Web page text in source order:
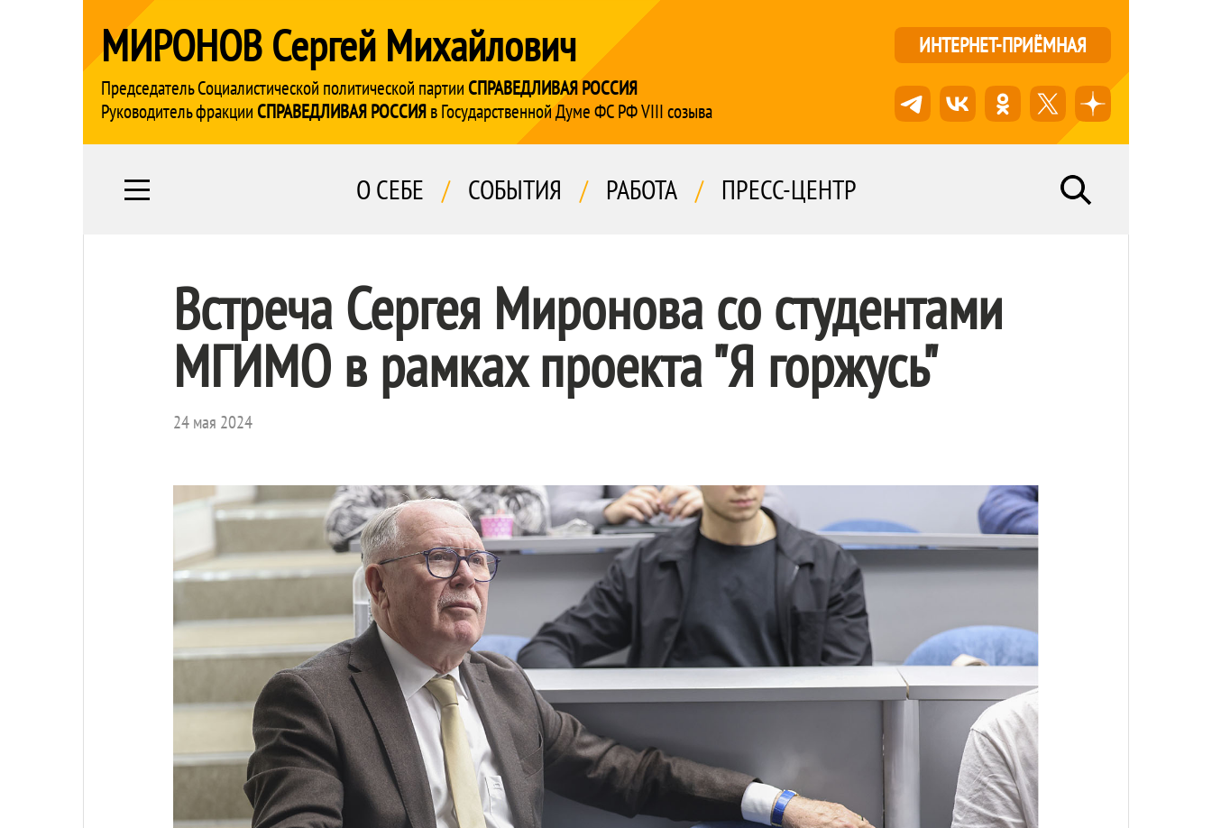
МИРОНОВ Сергей Михайлович
Председатель Социалистической политической партии СПРАВЕДЛИВАЯ РОССИЯ
Руководитель фракции СПРАВЕДЛИВАЯ РОССИЯв Государственной Думе ФС РФ VIII созыва
ИНТЕРНЕТ-ПРИЁМНАЯ
О СЕБЕ / СОБЫТИЯ / РАБОТА / ПРЕСС-ЦЕНТР
Встреча Сергея Миронова со студентами
МГИМО в рамках проекта "Я горжусь"
24 мая 2024